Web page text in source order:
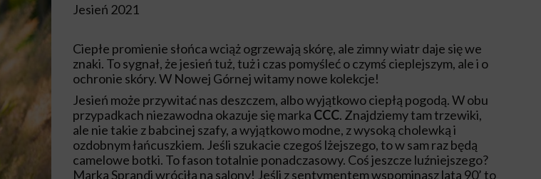
Jesień 2021
Ciepłe promienie słońca wciąż ogrzewają skórę, ale zimny wiatr daje się we
znaki. To sygnał, że jesień tuż, tuż i czas pomyśleć o czymś cieplejszym, ale i o
ochronie skóry. W Nowej Górnej witamy nowe kolekcje!
Jesień może przywitać nas deszczem, albo wyjątkowo ciepłą pogodą. W obu
przypadkach niezawodna okazuje się marka CCC. Znajdziemy tam trzewiki,
ale nie takie z babcinej szafy, a wyjątkowo modne, z wysoką cholewką i
ozdobnym łańcuszkiem. Jeśli szukacie czegoś lżejszego, to w sam raz będą
camelowe botki. To fason totalnie ponadczasowy. Coś jeszcze luźniejszego?
Marka Sprandi wróciła na salony! Jeśli z sentymentem wspominasz lata 90’ to